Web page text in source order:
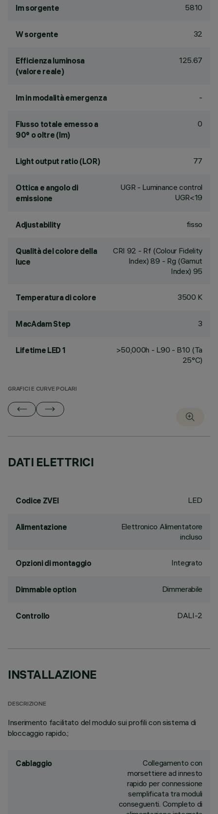
lm sorgente 5810
W sorgente 32
Efficienza luminosa
(valore reale)
125.67
lm in modalità emergenza -
Flusso totale emesso a
90° o oltre (lm)
0
Light output ratio (LOR) 77
Ottica e angolo di
emissione
UGR - Luminance control
UGR<19
Adjustability fisso
Qualità del colore della
luce
CRI 92 - Rf (Colour Fidelity
Index) 89 - Rg (Gamut
Index) 95
Temperatura di colore 3500 K
MacAdam Step 3
Lifetime LED 1
>50,000h - L90 - B10 (Ta
25°C)
GRAFICI E CURVE POLARI
DATI ELETTRICI
Codice ZVEI LED
Alimentazione
Elettronico Alimentatore
incluso
Opzioni di montaggio Integrato
Dimmable option Dimmerabile
Controllo DALI-2
INSTALLAZIONE
DESCRIZIONE
Inserimento facilitato del modulo sui profili con sistema di
bloccaggio rapido.;
Cablaggio
Collegamento con
morsettiere ad innesto
rapido per connessione
semplificata tra moduli
conseguenti. Completo di